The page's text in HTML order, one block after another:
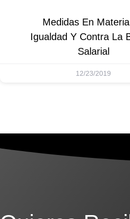
Medidas En
Igualdad Y Contra La
Salarial
12/23/2019